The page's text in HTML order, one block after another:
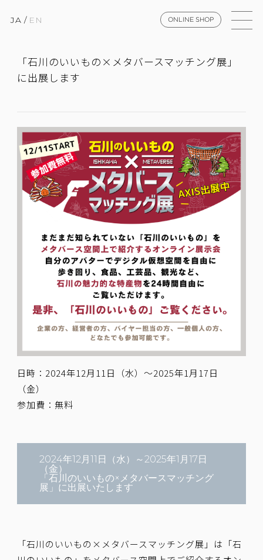
JA / EN ONLINE SHOP
「石川のいいもの×メタバースマッチング展」
に出展します
日時：2024年12月11日（水）～2025年1月17日
（金）
参加費：無料
2024年12月11日（水）～2025年1月17日
（金）
「石川のいいもの×メタバースマッチング
展」に出展いたします
「石川のいいもの×メタバースマッチング展 」は「石